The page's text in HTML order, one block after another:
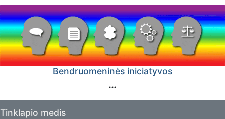
Bendruomeninės iniciatyvos
Tinklapio medis